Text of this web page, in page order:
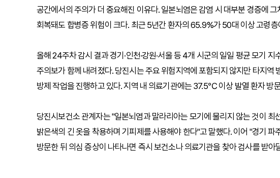
공간에서의 주의가 더 중요해진 이유다. 일본뇌염은 감염 시 대부분 경증에
회복돼도 합병증 위험이 크다. 최근 5년간 환자의 65.9%가 50대 이상 고령층
올해 24주차 감시 결과 경기·인천·강원·서울 등 4개 시군의 일일 평균 모기
주의보가 함께 내려졌다. 당진시는 주요 위험지역에 포함되지 않지만 타지역
방제 작업을 진행하고 있다. 지역 내 의료기관에는 37.5℃ 이상 발열 환자 방
당진시보건소 관계자는 "일본뇌염과 말라리아는 모기에 물리지 않는 것이 최
밝은색의 긴 옷을 착용하며 기피제를 사용해야 한다"고 말했다. 이어 "경기 파
방문한 뒤 의심 증상이 나타나면 즉시 보건소나 의료기관을 찾아 검사를 받아